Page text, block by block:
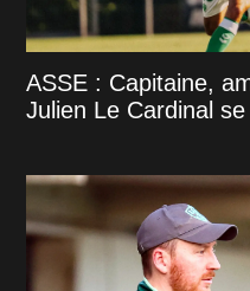
ASSE : Capitaine,
Julien Le Cardinal